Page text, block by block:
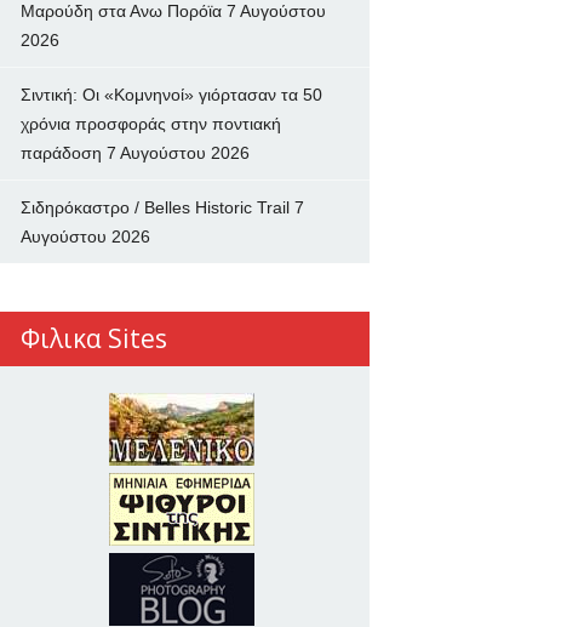
Μαρούδη στα Ανω Πορόϊα 7 Αυγούστου
2026
Σιντική: Οι «Κομνηνοί» γιόρτασαν τα 50
χρόνια προσφοράς στην ποντιακή
παράδοση 7 Αυγούστου 2026
Σιδηρόκαστρο / Belles Historic Trail 7
Αυγούστου 2026
Φιλικα Sites